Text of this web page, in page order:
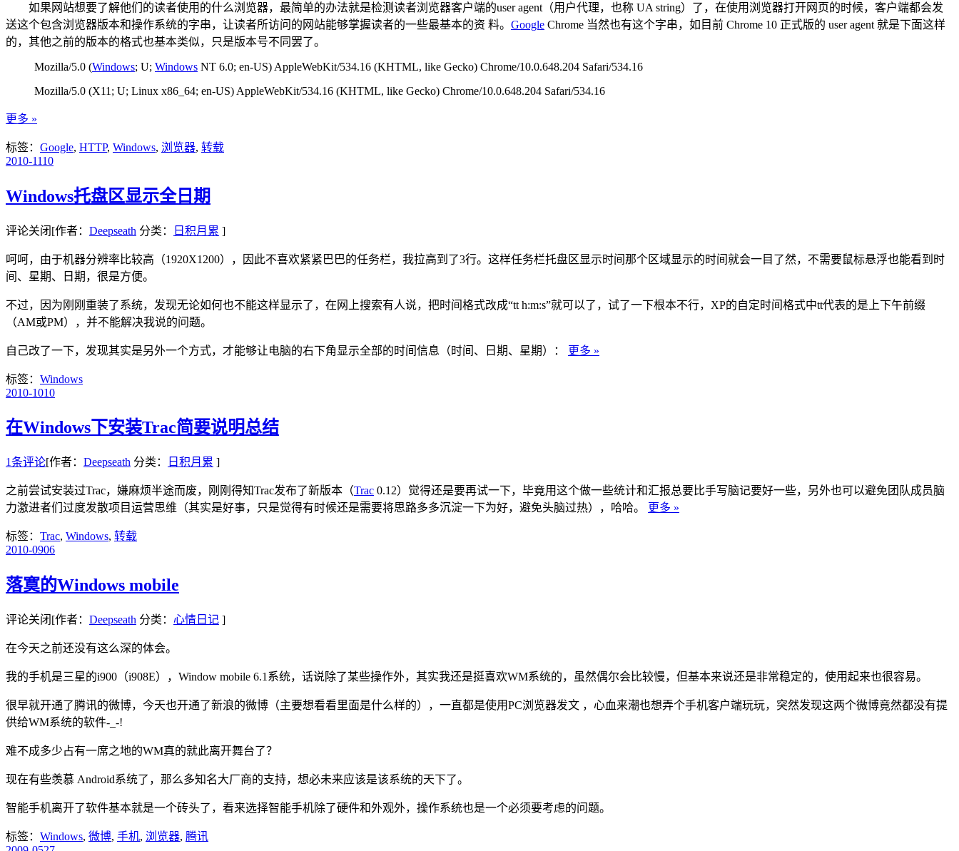
如果网站想要了解他们的读者使用的什么浏览器，最简单的办法就是检测读者浏览器客户端的user agent（用户代理，也称 UA string）了，在使用浏览器打开网页的时候，客户端都会发
送这个包含浏览器版本和操作系统的字串，让读者所访问的网站能够掌握读者的一些最基本的资 料。 Google Chrome 当然也有这个字串，如目前 Chrome 10 正式版的 user agent 就是下面这样
的，其他之前的版本的格式也基本类似，只是版本号不同罢了。
Mozilla/5.0 (Windows; U; Windows NT 6.0; en-US) AppleWebKit/534.16 (KHTML, like Gecko) Chrome/10.0.648.204 Safari/534.16
Mozilla/5.0 (X11; U; Linux x86_64; en-US) AppleWebKit/534.16 (KHTML, like Gecko) Chrome/10.0.648.204 Safari/534.16
更多 »
标签： Google, HTTP, Windows, 浏览器, 转载
2010-1110
Windows托盘区显示全日期
评论关闭 [作者： Deepseath 分类： 日积月累 ]
呵呵，由于机器分辨率比较高（1920X1200），因此不喜欢紧紧巴巴的任务栏，我拉高到了3行。这样任务栏托盘区显示时间那个区域显示的时间就会一目了然，不需要鼠标悬浮也能看到时
间、星期、日期，很是方便。
不过，因为刚刚重装了系统，发现无论如何也不能这样显示了，在网上搜索有人说，把时间格式改成“tt h:m:s”就可以了，试了一下根本不行，XP的自定时间格式中tt代表的是上下午前缀
（AM或PM），并不能解决我说的问题。
自己改了一下，发现其实是另外一个方式，才能够让电脑的右下角显示全部的时间信息（时间、日期、星期）： 更多 »
标签： Windows
2010-1010
在Windows下安装Trac简要说明总结
1条评论[作者： Deepseath 分类： 日积月累 ]
之前尝试安装过Trac，嫌麻烦半途而废，刚刚得知Trac发布了新版本（Trac 0.12）觉得还是要再试一下，毕竟用这个做一些统计和汇报总要比手写脑记要好一些，另外也可以避免团队成员脑
力激进者们过度发散项目运营思维（其实是好事，只是觉得有时候还是需要将思路多多沉淀一下为好，避免头脑过热），哈哈。
更多 »
标签： Trac, Windows, 转载
2010-0906
落寞的Windows mobile
评论关闭 [作者： Deepseath 分类： 心情日记 ]
在今天之前还没有这么深的体会。
我的手机是三星的i900（i908E），Window mobile 6.1系统，话说除了某些操作外，其实我还是挺喜欢WM系统的，虽然偶尔会比较慢，但基本来说还是非常稳定的，使用起来也很容易。
很早就开通了腾讯的微博，今天也开通了新浪的微博（主要想看看里面是什么样的），一直都是使用PC浏览器发文 ，心血来潮也想弄个手机客户端玩玩，突然发现这两个微博竟然都没有提
供给WM系统的软件-_-!
难不成多少占有一席之地的WM真的就此离开舞台了？
现在有些羡慕 Android系统了，那么多知名大厂商的支持，想必未来应该是该系统的天下了。
智能手机离开了软件基本就是一个砖头了，看来选择智能手机除了硬件和外观外，操作系统也是一个必须要考虑的问题。
标签： Windows, 微博, 手机, 浏览器, 腾讯